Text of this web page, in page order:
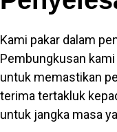
Kami pakar dalam
Pembungkusan
untuk memastikan
terima tertakluk
untuk jangka masa